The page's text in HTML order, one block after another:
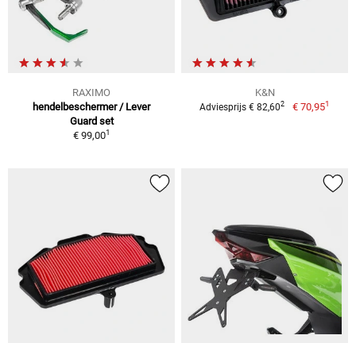
RAXIMO
hendelbeschermer / Lever
Guard set
€ 99,001
K&N
Adviesprijs € 82,602 € 70,951